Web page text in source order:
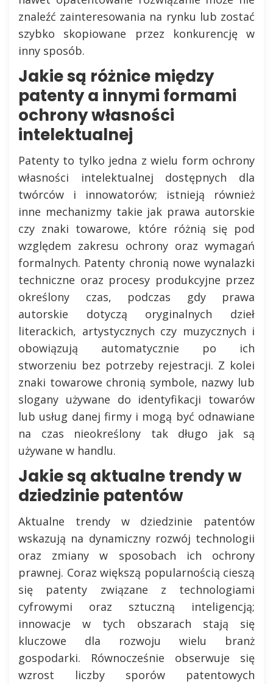
znaleźć zainteresowania na rynku lub zostać
szybko skopiowane przez konkurencję w
inny sposób.
Jakie są różnice między
patenty a innymi formami
ochrony własności
intelektualnej
Patenty to tylko jedna z wielu form ochrony
własności intelektualnej dostępnych dla
twórców i innowatorów; istnieją również
inne mechanizmy takie jak prawa autorskie
czy znaki towarowe, które różnią się pod
względem zakresu ochrony oraz wymagań
formalnych. Patenty chronią nowe wynalazki
techniczne oraz procesy produkcyjne przez
określony czas, podczas gdy prawa
autorskie dotyczą oryginalnych dzieł
literackich, artystycznych czy muzycznych i
obowiązują automatycznie po ich
stworzeniu bez potrzeby rejestracji. Z kolei
znaki towarowe chronią symbole, nazwy lub
slogany używane do identyfikacji towarów
lub usług danej firmy i mogą być odnawiane
na czas nieokreślony tak długo jak są
używane w handlu.
Jakie są aktualne trendy w
dziedzinie patentów
Aktualne trendy w dziedzinie patentów
wskazują na dynamiczny rozwój technologii
oraz zmiany w sposobach ich ochrony
prawnej. Coraz większą popularnością cieszą
się patenty związane z technologiami
cyfrowymi oraz sztuczną inteligencją;
innowacje w tych obszarach stają się
kluczowe dla rozwoju wielu branż
gospodarki. Równocześnie obserwuje się
wzrost liczby sporów patentowych